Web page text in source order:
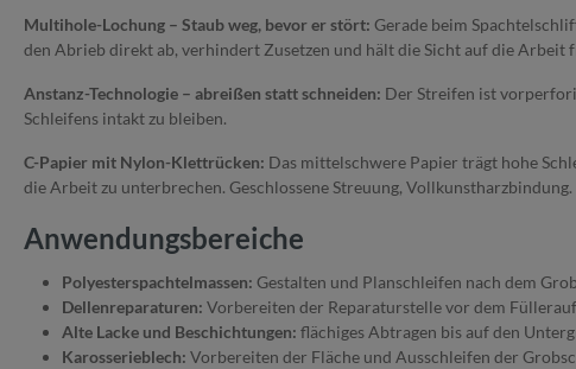
Multihole-Lochung – Staub weg, bevor er stört: Gerade beim
den Abrieb direkt ab, verhindert Zusetzen und hält die Sicht auf die Arbeit
Anstanz-Technologie – abreißen statt schneiden: Der Streifen ist
Schleifens intakt zu bleiben.
C-Papier mit Nylon-Klettrücken: Das mittelschwere Papier trägt hohe
die Arbeit zu unterbrechen. Geschlossene Streuung, Vollkunstharzbindung.
Anwendungsbereiche
Polyesterspachtelmassen: Gestalten und Planschleifen nach dem
Dellenreparaturen: Vorbereiten der Reparaturstelle vor dem
Alte Lacke und Beschichtungen: flächiges Abtragen bis auf den
Karosserieblech: Vorbereiten der Fläche und Ausschleifen der